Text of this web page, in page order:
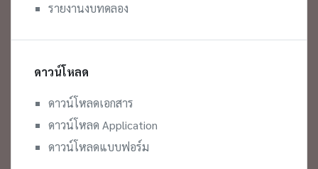
รายงานงบทดลอง
ดาวน์โหลด
ดาวน์โหลดเอกสาร
ดาวน์โหลด Application
ดาวน์โหลดแบบฟอร์ม